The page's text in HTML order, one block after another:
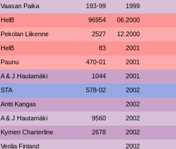
Vaasan Paika 193-99 1999
HelB 96954 06.2000
Pekolan Liikenne 2527 12.2000
HelB 83 2001
Paunu 470-01 2001
A & J Hautamäki 1044 2001
STA 578-02 2002
Antti Kangas 2002
A & J Hautamäki 9560 2002
Kymen Charterline 2678 2002
Veolia Finland 2002